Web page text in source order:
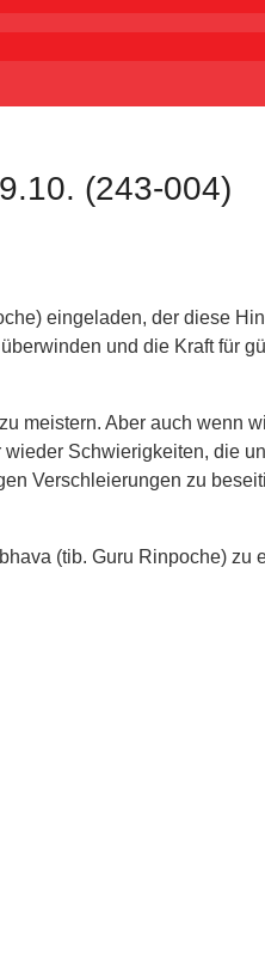
(243-004)
eingeladen, der diese
und die Kraft für
meistern. Aber auch wenn
Schwierigkeiten, die
Verschleierungen zu
(tib. Guru Rinpoche) zu